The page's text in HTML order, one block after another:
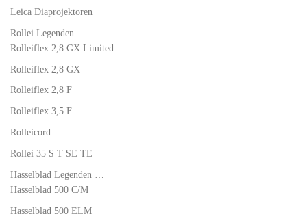
Leica Diaprojektoren
Rollei Legenden …
Rolleiflex 2,8 GX Limited
Rolleiflex 2,8 GX
Rolleiflex 2,8 F
Rolleiflex 3,5 F
Rolleicord
Rollei 35 S T SE TE
Hasselblad Legenden …
Hasselblad 500 C/M
Hasselblad 500 ELM